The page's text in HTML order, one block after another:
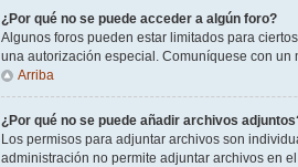
¿Por qué no se puede acceder a algún foro?
Algunos foros pueden estar limitados para
una autorización especial. Comuníquese con
Arriba
¿Por qué no se puede añadir archivos
Los permisos para adjuntar archivos son
administración no permite adjuntar archivos en